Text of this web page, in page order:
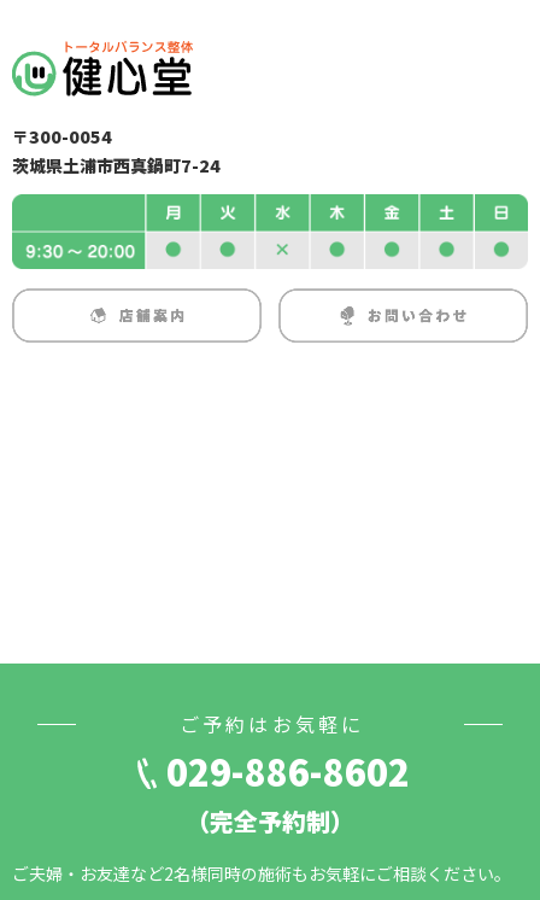
〒300-0054
茨城県土浦市西真鍋町7-24
ご予約はお気軽に
029-886-8602
（完全予約制）
ご夫婦・お友達など2名様同時の施術もお気軽にご相談ください。